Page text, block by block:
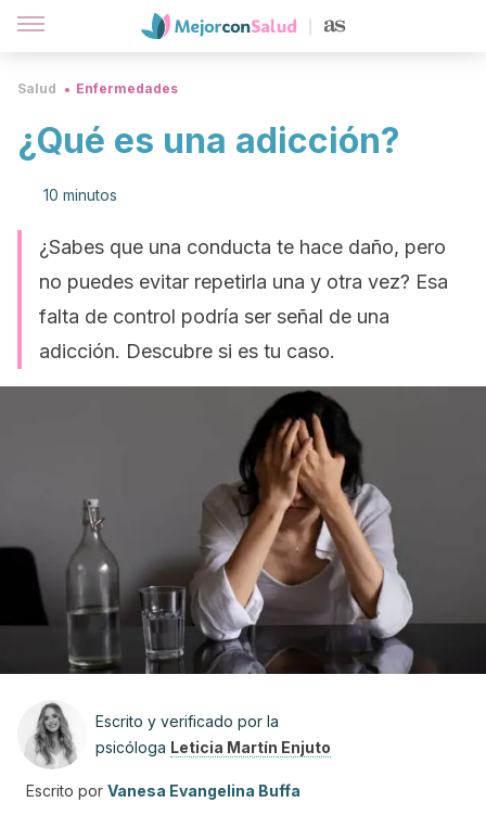
Salud Enfermedades
¿Qué es una adicción?
10 minutos
¿Sabes que una conducta te hace daño, pero
no puedes evitar repetirla una y otra vez? Esa
falta de control podría ser señal de una
adicción. Descubre si es tu caso.
Escrito y verificado por la
psicóloga Leticia Martín Enjuto
Escrito por Vanesa Evangelina Buffa